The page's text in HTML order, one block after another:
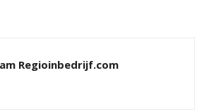
Regioinbedrijf.com